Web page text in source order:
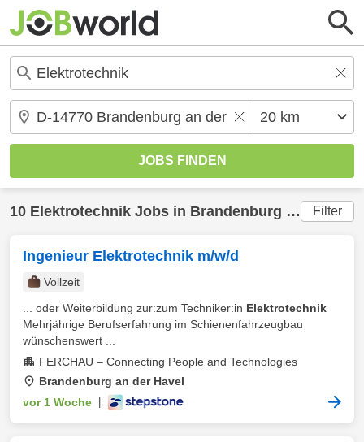
10 Elektrotechnik Jobs in Brandenburg an der Havel Filter
Ingenieur Elektrotechnik m/w/d
Vollzeit
... oder Weiterbildung zur:zum Techniker:in Elektrotechnik
Mehrjährige Berufserfahrung im Schienenfahrzeugbau
wünschenswert ...
FERCHAU – Connecting People and Technologies
Brandenburg an der Havel
vor 1 Woche